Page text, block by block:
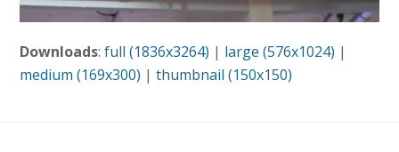
Downloads:full (1836x3264) | large (576x1024) |
medium (169x300) |thumbnail (150x150)